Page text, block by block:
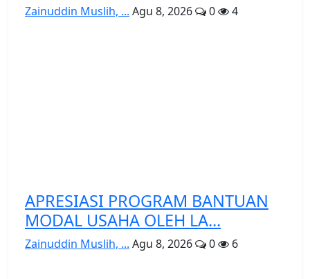
Zainuddin Muslih, ... Agu 8, 2026 0 4
APRESIASI PROGRAM BANTUAN
MODAL USAHA OLEH LA...
Zainuddin Muslih, ... Agu 8, 2026 0 6